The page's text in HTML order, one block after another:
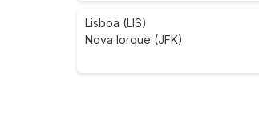
Lisboa (LIS)
Nova Iorque (JFK)